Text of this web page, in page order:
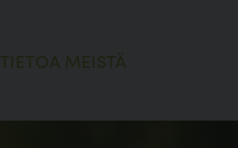
TIETOA MEISTÄ